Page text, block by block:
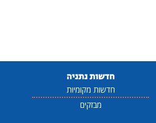
חדשות נתניה
חדשות מקומיות
מבזקים